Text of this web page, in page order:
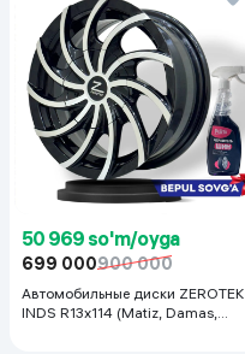
50 969 so'm/oyga
699 000900 000
Автомобильные диски ZEROTEK
INDS R13x114 (Matiz, Damas,